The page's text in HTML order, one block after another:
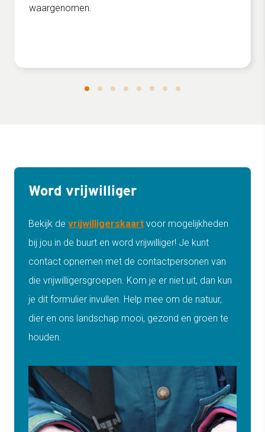
waargenomen.
Word vrijwilliger
Bekijk de vrijwilligerskaart voor mogelijkheden
bij jou in de buurt en word vrijwilliger! Je kunt
contact opnemen met de contactpersonen van
die vrijwilligersgroepen. Kom je er niet uit, dan kun
je dit formulier invullen. Help mee om de natuur,
dier en ons landschap mooi, gezond en groen te
houden.